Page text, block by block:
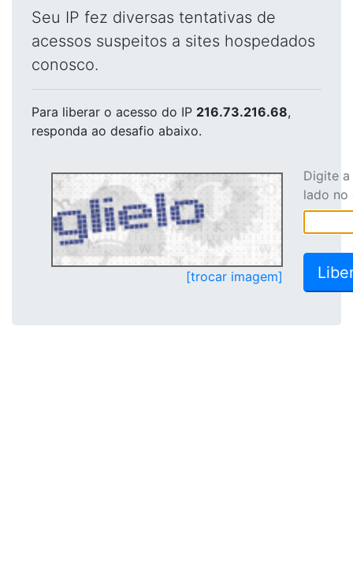
Seu IP fez diversas tentativas de
acessos suspeitos a sites hospedados
conosco.
Para liberar o acesso do IP 216.73.216.68,
responda ao desafio abaixo.
[trocar imagem]
Digite
lado no